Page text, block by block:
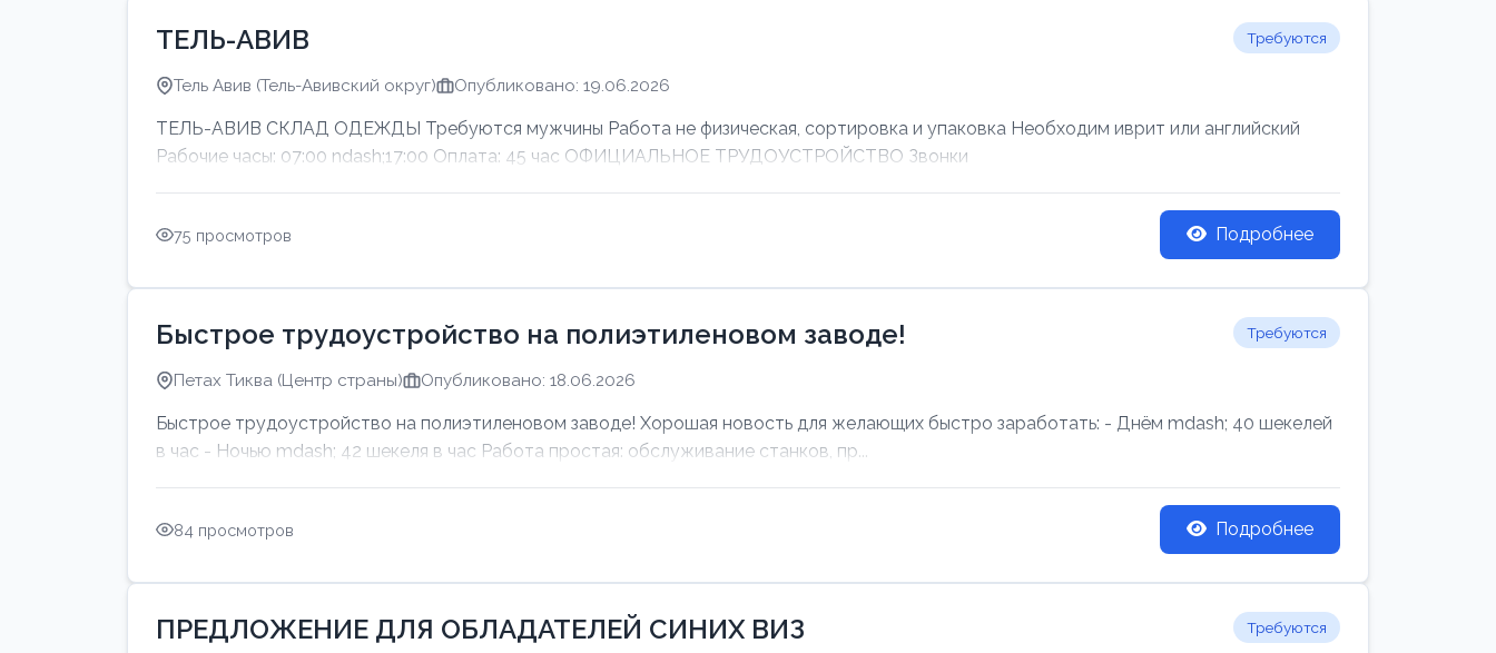
ТЕЛЬ-АВИВ Требуются
Тель Авив (Тель-Авивский округ) Опубликовано: 19.06.2026
ТЕЛЬ-АВИВ СКЛАД ОДЕЖДЫ Требуются мужчины Работа не физическая, сортировка и упаковка Необходим иврит или английский
Рабочие часы: 07:00 ndash;17:00 Оплата: 45 час ОФИЦИАЛЬНОЕ ТРУДОУСТРОЙСТВО Звонки
75 просмотров Подробнее
Быстрое трудоустройство на полиэтиленовом заводе! Требуются
Петах Тиква (Центр страны) Опубликовано: 18.06.2026
Быстрое трудоустройство на полиэтиленовом заводе! Хорошая новость для желающих быстро заработать: - Днём mdash; 40 шекелей
в час - Ночью mdash; 42 шекеля в час Работа простая: обслуживание станков, пр...
84 просмотров Подробнее
ПРЕДЛОЖЕНИЕ ДЛЯ ОБЛАДАТЕЛЕЙ СИНИХ ВИЗ Требуются